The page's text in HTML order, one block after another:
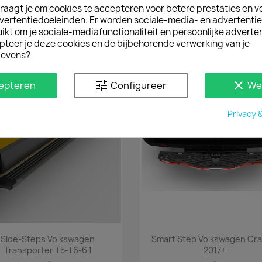
Snel bekijken
Ford Custom 2012 Tm
2023
€ 544,50incl. btw
€ 450,00 excl. btw
Snel bekijken
Side-Steps MAN TGE
€ 605,00incl. btw
vanaf € 500,00 excl. btw
Snel bekijken
Side-Steps Volkswagen
Transporter T5-T6-6.1
Snel bekijken
Smart Step Volkswagen
2017+
je om cookies te accepteren voor betere prestaties en
Er worden sociale-media- en
om je sociale-mediafunctionaliteit en persoonlijke
je deze cookies en de bijbehorende verwerking van je
tune Configureer clear
Privacy